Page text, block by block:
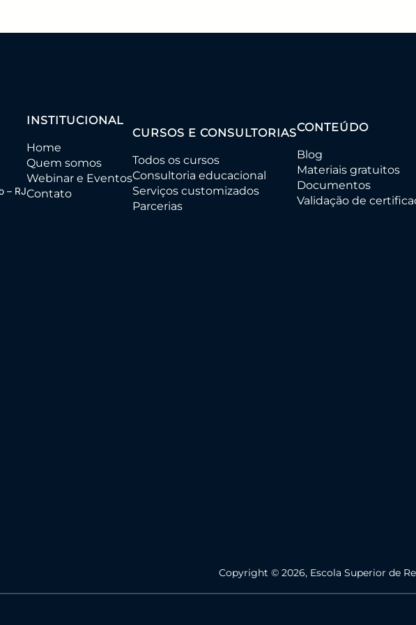
– RJ
INSTITUCIONAL
Home
Quem somos
Webinar e Eventos
Contato
CURSOS E CONSULTORIAS
Todos os cursos
Consultoria educacional
Serviços customizados
Parcerias
CONTEÚDO
Blog
Materiais gratuitos
Documentos
Validação de
Copyright © 2026, Escola Superior de